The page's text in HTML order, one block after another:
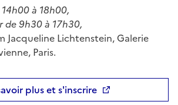
à 18h00,
de 9h30 à 17h30,
Jacqueline Lichtenstein, Galerie
Paris.
plus et s'inscrire